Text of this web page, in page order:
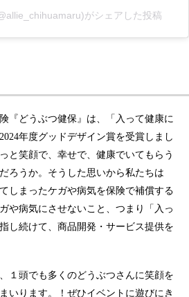
がシェアした投稿
『どうぶつ健保』は、「入って健康に
年度グッドデザイン賞を受賞しまし
と笑顔で、幸せで、健康でいてもらう
ろうか。そうした思いから私たちは
しまったケガや病気を保険で補償する
や病気にさせないこと、つまり「入っ
し続けて、商品開発・サービス提供を
１頭でも多くのどうぶつさんに笑顔を
いります。！ぜひイベントに遊びにき